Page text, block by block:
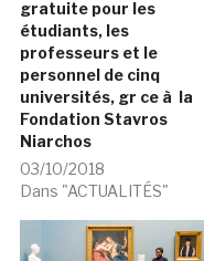
gratuite pour les
étudiants, les
professeurs et le
personnel de cinq
universités, gr ce à la
Fondation Stavros
Niarchos
03/10/2018
Dans "ACTUALITÉS"